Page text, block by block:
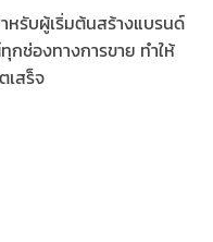
หรับผู้เริ่มต้นสร้างแบรนด์
ช่องทางการขาย ทำให้
สร็จ